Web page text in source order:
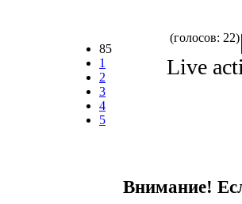
85
1
2
3
4
5
(голосов: 22)
Live
Внимание!